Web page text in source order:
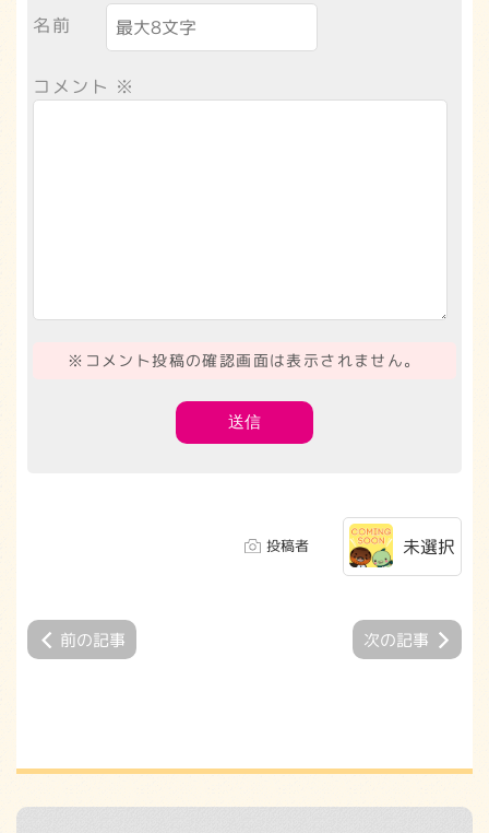
名前
コメント ※
※コメント投稿の確認画面は表示されません。
投稿者 未選択
前の記事 次の記事